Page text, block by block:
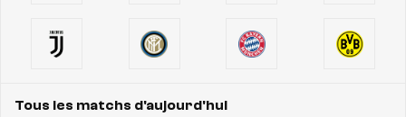
Tous les matchs d'aujourd'hui